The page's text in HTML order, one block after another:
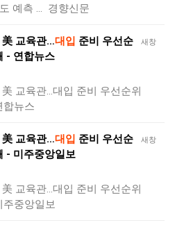
예측 ... 경향신문
새창
美 교육관…대입 준비 우선순
- 연합뉴스
교육관…대입 준비 우선순위
뉴스
새창
美 교육관…대입 준비 우선순
- 미주중앙일보
교육관…대입 준비 우선순위
중앙일보